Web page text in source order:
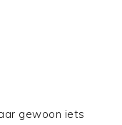
gewoon iets